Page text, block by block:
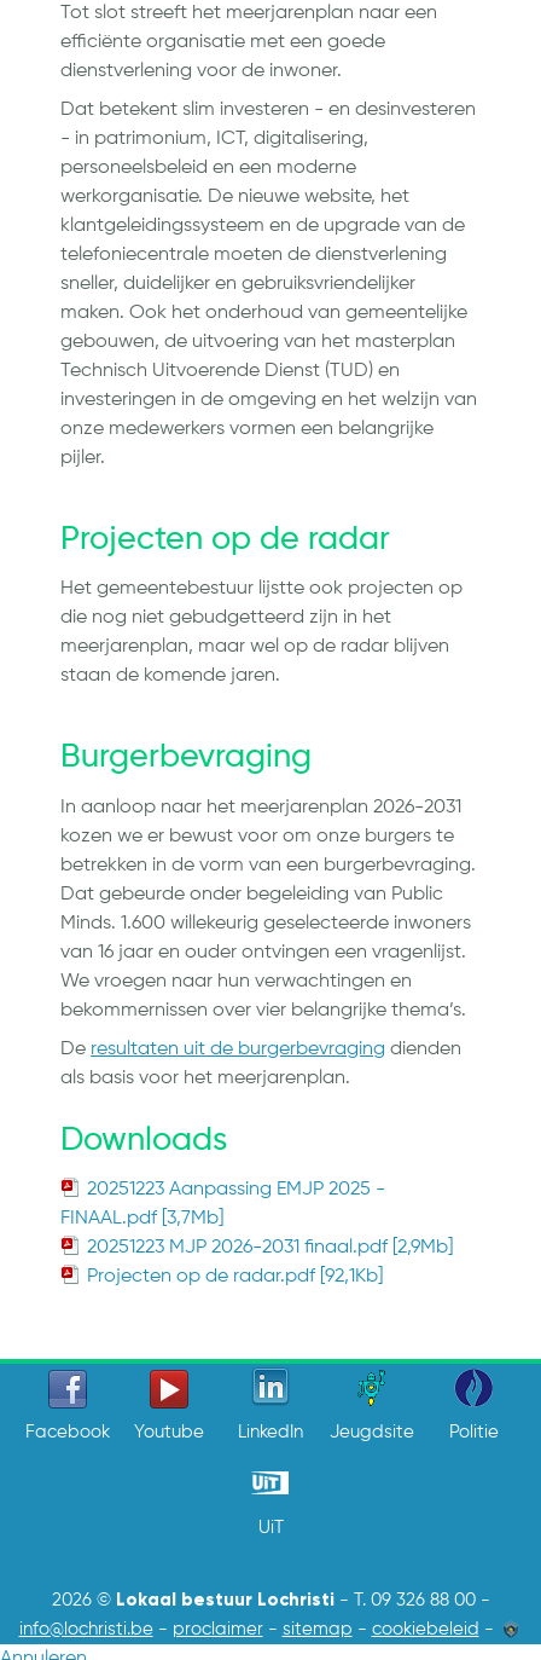
Tot slot streeft het meerjarenplan naar een
efficiënte organisatie met een goede
dienstverlening voor de inwoner.
Dat betekent slim investeren - en desinvesteren
- in patrimonium, ICT, digitalisering,
personeelsbeleid en een moderne
werkorganisatie. De nieuwe website, het
klantgeleidingssysteem en de upgrade van de
telefoniecentrale moeten de dienstverlening
sneller, duidelijker en gebruiksvriendelijker
maken. Ook het onderhoud van gemeentelijke
gebouwen, de uitvoering van het masterplan
Technisch Uitvoerende Dienst (TUD) en
investeringen in de omgeving en het welzijn van
onze medewerkers vormen een belangrijke
pijler.
Projecten op de radar
Het gemeentebestuur lijstte ook projecten op
die nog niet gebudgetteerd zijn in het
meerjarenplan, maar wel op de radar blijven
staan de komende jaren.
Burgerbevraging
In aanloop naar het meerjarenplan 2026-2031
kozen we er bewust voor om onze burgers te
betrekken in de vorm van een burgerbevraging.
Dat gebeurde onder begeleiding van Public
Minds. 1.600 willekeurig geselecteerde inwoners
van 16 jaar en ouder ontvingen een vragenlijst.
We vroegen naar hun verwachtingen en
bekommernissen over vier belangrijke thema’s.
De resultaten uit de burgerbevraging dienden
als basis voor het meerjarenplan.
Downloads
20251223 Aanpassing EMJP 2025 -
FINAAL.pdf [3,7Mb]
20251223 MJP 2026-2031 finaal.pdf [2,9Mb]
Projecten op de radar.pdf [92,1Kb]
Facebook Youtube LinkedIn Jeugdsite Politie
UiT
2026 © Lokaal bestuur Lochristi - T. 09 326 88 00-
info@lochristi.be- proclaimer- sitemap - cookiebeleid -